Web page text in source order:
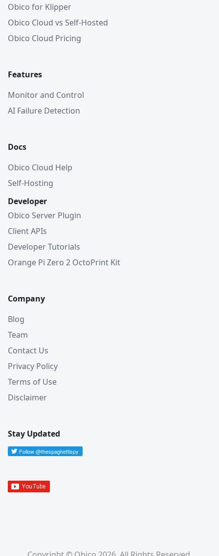
Obico for Klipper
Obico Cloud vs Self-Hosted
Obico Cloud Pricing
Features
Monitor and Control
AI Failure Detection
Docs
Obico Cloud Help
Self-Hosting
Developer
Obico Server Plugin
Client APIs
Developer Tutorials
Orange Pi Zero 2 OctoPrint Kit
Company
Blog
Team
Contact Us
Privacy Policy
Terms of Use
Disclaimer
Stay Updated